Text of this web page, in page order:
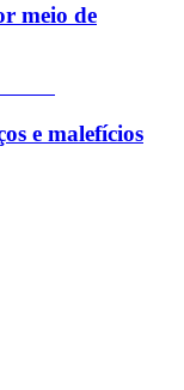
meio de
e malefícios